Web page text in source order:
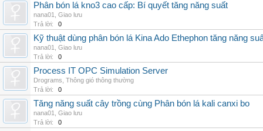
Phân bón lá kno3 cao cấp: Bí quyết tăng năng suất
nana01
Giao lưu
Trả lời:
0
Kỹ thuật dùng phân bón lá Kina Ado Ethephon tăng năng
nana01
Giao lưu
Trả lời:
0
Process IT OPC Simulation Server
Drograms Thông gió thông thường
Trả lời:
0
Tăng năng suất cây trồng cùng Phân bón lá kali canxi bo
nana01
Giao lưu
Trả lời:
0